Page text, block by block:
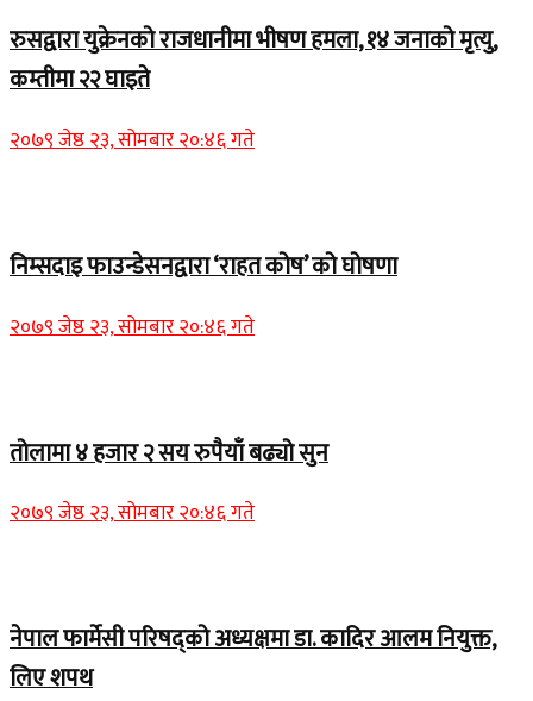
रुसद्वारा युक्रेनको राजधानीमा भीषण हमला, १४ जनाको मृत्यु,
कम्तीमा २२ घाइते
२०७९ जेष्ठ २३, सोमबार २०:४६ गते
निम्सदाइ फाउन्डेसनद्वारा ‘राहत कोष’ को घोषणा
२०७९ जेष्ठ २३, सोमबार २०:४६ गते
तोलामा ४ हजार २ सय रुपैयाँ बढ्यो सुन
२०७९ जेष्ठ २३, सोमबार २०:४६ गते
नेपाल फार्मेसी परिषद्को अध्यक्षमा डा. कादिर आलम नियुक्त,
लिए शपथ